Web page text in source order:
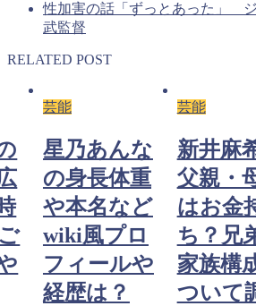
性加害の話「ずっとあった」
武監督
RELATED POST
芸能
星乃あんな
の身長体重
や本名など
wiki風プロ
フィールや
経歴は？
芸能
新井麻
父親・
はお金
ち？兄
家族構
ついて